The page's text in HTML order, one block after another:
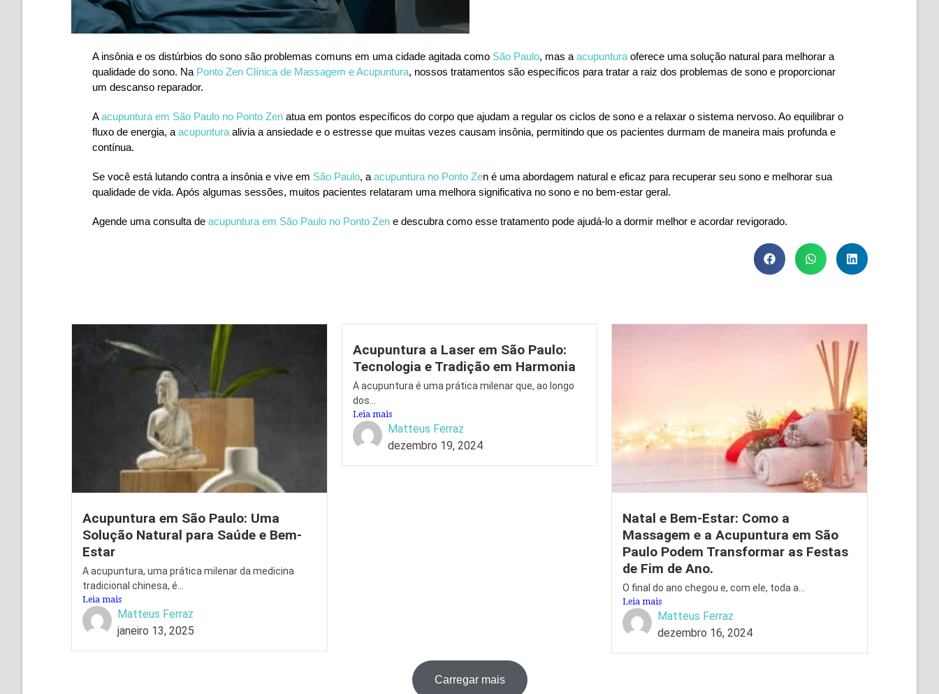
A insônia e os distúrbios do sono são problemas comuns em uma cidade agitada como São Paulo, mas a acupuntura oferece uma solução natural para melhorar a
qualidade do sono. Na Ponto Zen Clínica de Massagem e Acupuntura, nossos tratamentos são específicos para tratar a raiz dos problemas de sono e proporcionar
um descanso reparador.
Aacupuntura em São Paulo no Ponto Zen atua em pontos específicos do corpo que ajudam a regular os ciclos de sono e a relaxar o sistema nervoso. Ao equilibrar o
fluxo de energia, a acupuntura alivia a ansiedade e o estresse que muitas vezes causam insônia, permitindo que os pacientes durmam de maneira mais profunda e
contínua.
Se você está lutando contra a insônia e vive em São Paulo, a acupuntura no Ponto Zen é uma abordagem natural e eficaz para recuperar seu sono e melhorar sua
qualidade de vida. Após algumas sessões, muitos pacientes relataram uma melhora significativa no sono e no bem-estar geral.
Agende uma consulta de acupuntura em São Paulo no Ponto Zen e descubra como esse tratamento pode ajudá-lo a dormir melhor e acordar revigorado.
Acupuntura em São Paulo: Uma
Solução Natural para Saúde e Bem-
Estar
A acupuntura, uma prática milenar da medicina
tradicional chinesa, é...
Leia mais
Matteus Ferraz
janeiro 13, 2025
Acupuntura a Laser em São Paulo:
Tecnologia e Tradição em Harmonia
A acupuntura é uma prática milenar que, ao longo
dos...
Leia mais
Matteus Ferraz
dezembro 19, 2024
Natal e Bem-Estar: Como a
Massagem e a Acupuntura em São
Paulo Podem Transformar as Festas
de Fim de Ano.
O final do ano chegou e, com ele, toda a...
Leia mais
Matteus Ferraz
dezembro 16, 2024
Carregar mais